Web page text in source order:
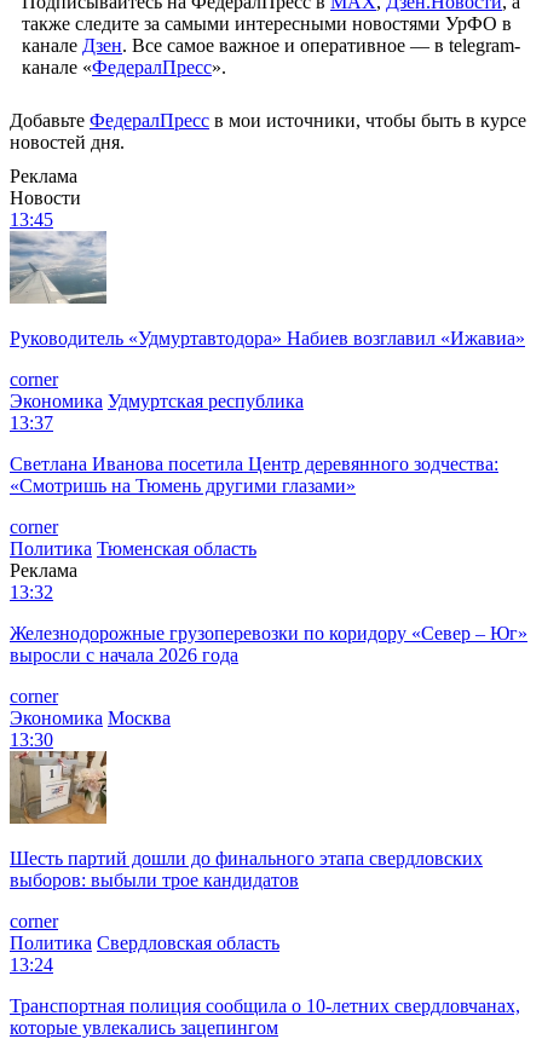
также следите за самыми интересными новостями УрФО в
канале Дзен. Все самое важное и оперативное — в telegram-
канале «ФедералПресс».
Добавьте ФедералПресс в мои источники, чтобы быть в курсе
новостей дня.
Реклама
Новости
13:45
Руководитель «Удмуртавтодора» Набиев возглавил «Ижавиа»
corner
Экономика Удмуртская республика
13:37
Светлана Иванова посетила Центр деревянного зодчества:
«Смотришь на Тюмень другими глазами»
corner
Политика Тюменская область
Реклама
13:32
Железнодорожные грузоперевозки по коридору «Север – Юг»
выросли с начала 2026 года
corner
Экономика Москва
13:30
Шесть партий дошли до финального этапа свердловских
выборов: выбыли трое кандидатов
corner
Политика Свердловская область
13:24
Транспортная полиция сообщила о 10-летних свердловчанах,
которые увлекались зацепингом